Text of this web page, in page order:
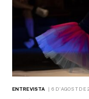
ENTREVISTA 6 D'AGOST DE